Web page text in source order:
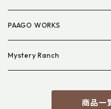
PAAGO WORKS
Mystery Ranch
商品一